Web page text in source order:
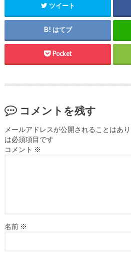
ツイート
はてブ
Pocket
コメントを残す
メールアドレスが公開されることはあり
は必須項目です
コメント ※
名前 ※